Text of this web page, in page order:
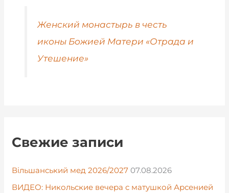
Женский монастырь в честь
иконы Божией Матери «Отрада и
Утешение»
Свежие записи
Вільшанський мед 2026/2027 07.08.2026
ВИДЕО: Никольские вечера с матушкой Арсенией